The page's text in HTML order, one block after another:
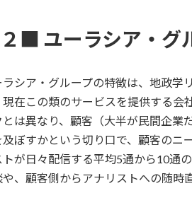
■ ユーラシア・グ
ラシア・グループの特徴は、地政学
現在この類のサービスを提供する会
とは異なり、顧客（大半が民間企
及ぼすかという切り口で、顧客のニ
トが日々配信する平均5通から10通
や、顧客側からアナリストへの随時